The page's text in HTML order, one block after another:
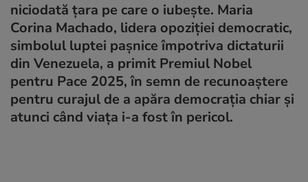
niciodată țara pe care o iubește. Maria
Corina Machado, lidera opoziției democratic,
simbolul luptei pașnice împotriva dictaturii
din Venezuela, a primit Premiul Nobel
pentru Pace 2025, în semn de recunoaștere
pentru curajul de a apăra democrația chiar și
atunci când viața i-a fost în pericol.